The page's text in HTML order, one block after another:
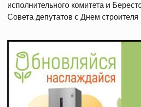
исполнительного комитета и
Совета депутатов с Днем строителя